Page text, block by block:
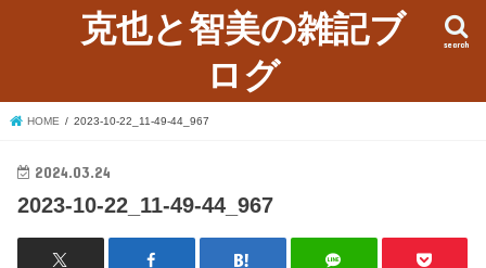
克也と智美の雑記ブ
ログ
search
HOME 2023-10-22_11-49-44_967
2024.03.24
2023-10-22_11-49-44_967